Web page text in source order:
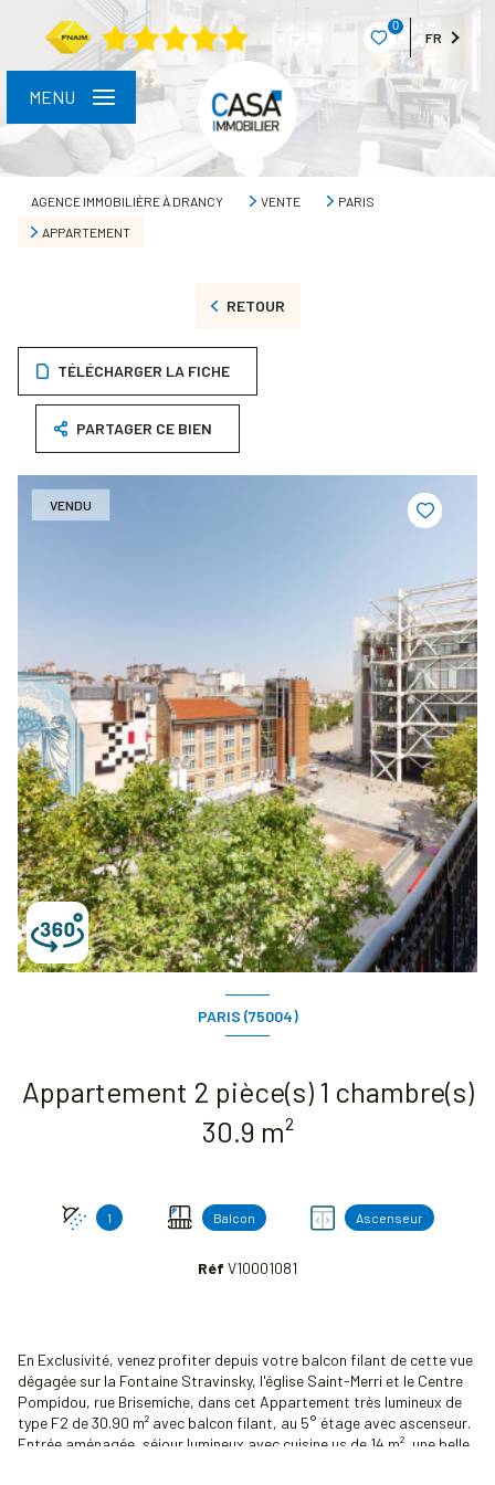
0
FR
MENU
AGENCE IMMOBILIÈRE À DRANCY VENTE
PARIS
APPARTEMENT
RETOUR
TÉLÉCHARGER LA FICHE
PARTAGER CE BIEN
VENDU
PARIS (75004)
Appartement 2 pièce(s) 1 chambre(s)
30.9 m²
1 Balcon Ascenseur
Réf V10001081
En Exclusivité, venez profiter depuis votre balcon filant de cette vue
dégagée sur la Fontaine Stravinsky, l'église Saint-Merri et le Centre
Pompidou, rue Brisemiche, dans cet Appartement très lumineux de
type F2 de 30.90 m² avec balcon filant, au 5° étage avec ascenseur.
Entrée aménagée, séjour lumineux avec cuisine us de 14 m², une belle